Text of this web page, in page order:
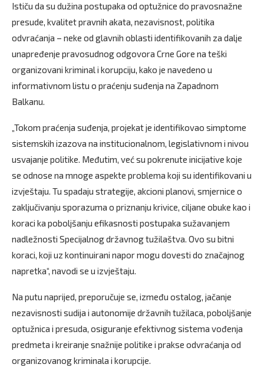
Ističu da su dužina postupaka od optužnice do pravosnažne
presude, kvalitet pravnih akata, nezavisnost, politika
odvraćanja – neke od glavnih oblasti identifikovanih za dalje
unapređenje pravosudnog odgovora Crne Gore na teški
organizovani kriminal i korupciju, kako je navedeno u
informativnom listu o praćenju suđenja na Zapadnom
Balkanu.
„Tokom praćenja suđenja, projekat je identifikovao simptome
sistemskih izazova na institucionalnom, legislativnom i nivou
usvajanje politike. Međutim, već su pokrenute inicijative koje
se odnose na mnoge aspekte problema koji su identifikovani u
izvještaju. Tu spadaju strategije, akcioni planovi, smjernice o
zaključivanju sporazuma o priznanju krivice, ciljane obuke kao i
koraci ka poboljšanju efikasnosti postupaka sužavanjem
nadležnosti Specijalnog državnog tužilaštva. Ovo su bitni
koraci, koji uz kontinuirani napor mogu dovesti do značajnog
napretka“, navodi se u izvještaju.
Na putu naprijed, preporučuje se, između ostalog, jačanje
nezavisnosti sudija i autonomije državnih tužilaca, poboljšanje
optužnica i presuda, osiguranje efektivnog sistema vođenja
predmeta i kreiranje snažnije politike i prakse odvraćanja od
organizovanog kriminala i korupcije.